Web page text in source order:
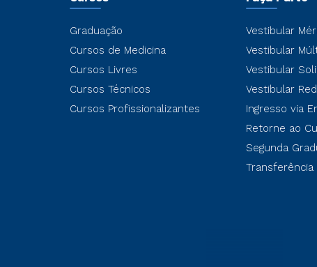
Graduação
Cursos de Medicina
Cursos Livres
Cursos Técnicos
Cursos Profissionalizantes
Vestibular
Vestibular
Vestibular
Vestibular
Ingresso via
Retorne ao
Segunda
Transferência